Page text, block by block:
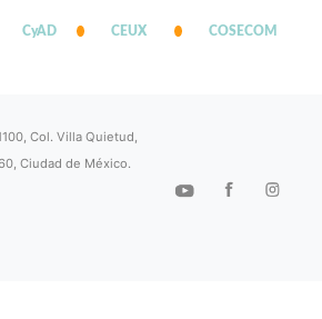
CyAD CEUX COSECOM
Col. Villa Quietud,
Ciudad de México.